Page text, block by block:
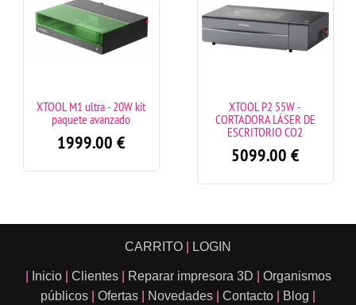
M1 ultra - 20W kit
avanzado
€
XTOOL P2 55W -
CORTADORA LÁSER DE
ESCRITORIO CO2
€
CARRITO LOGIN
Inicio Clientes Reparar impresora 3D
Organismos
públicos
Ofertas Novedades Contacto Blog